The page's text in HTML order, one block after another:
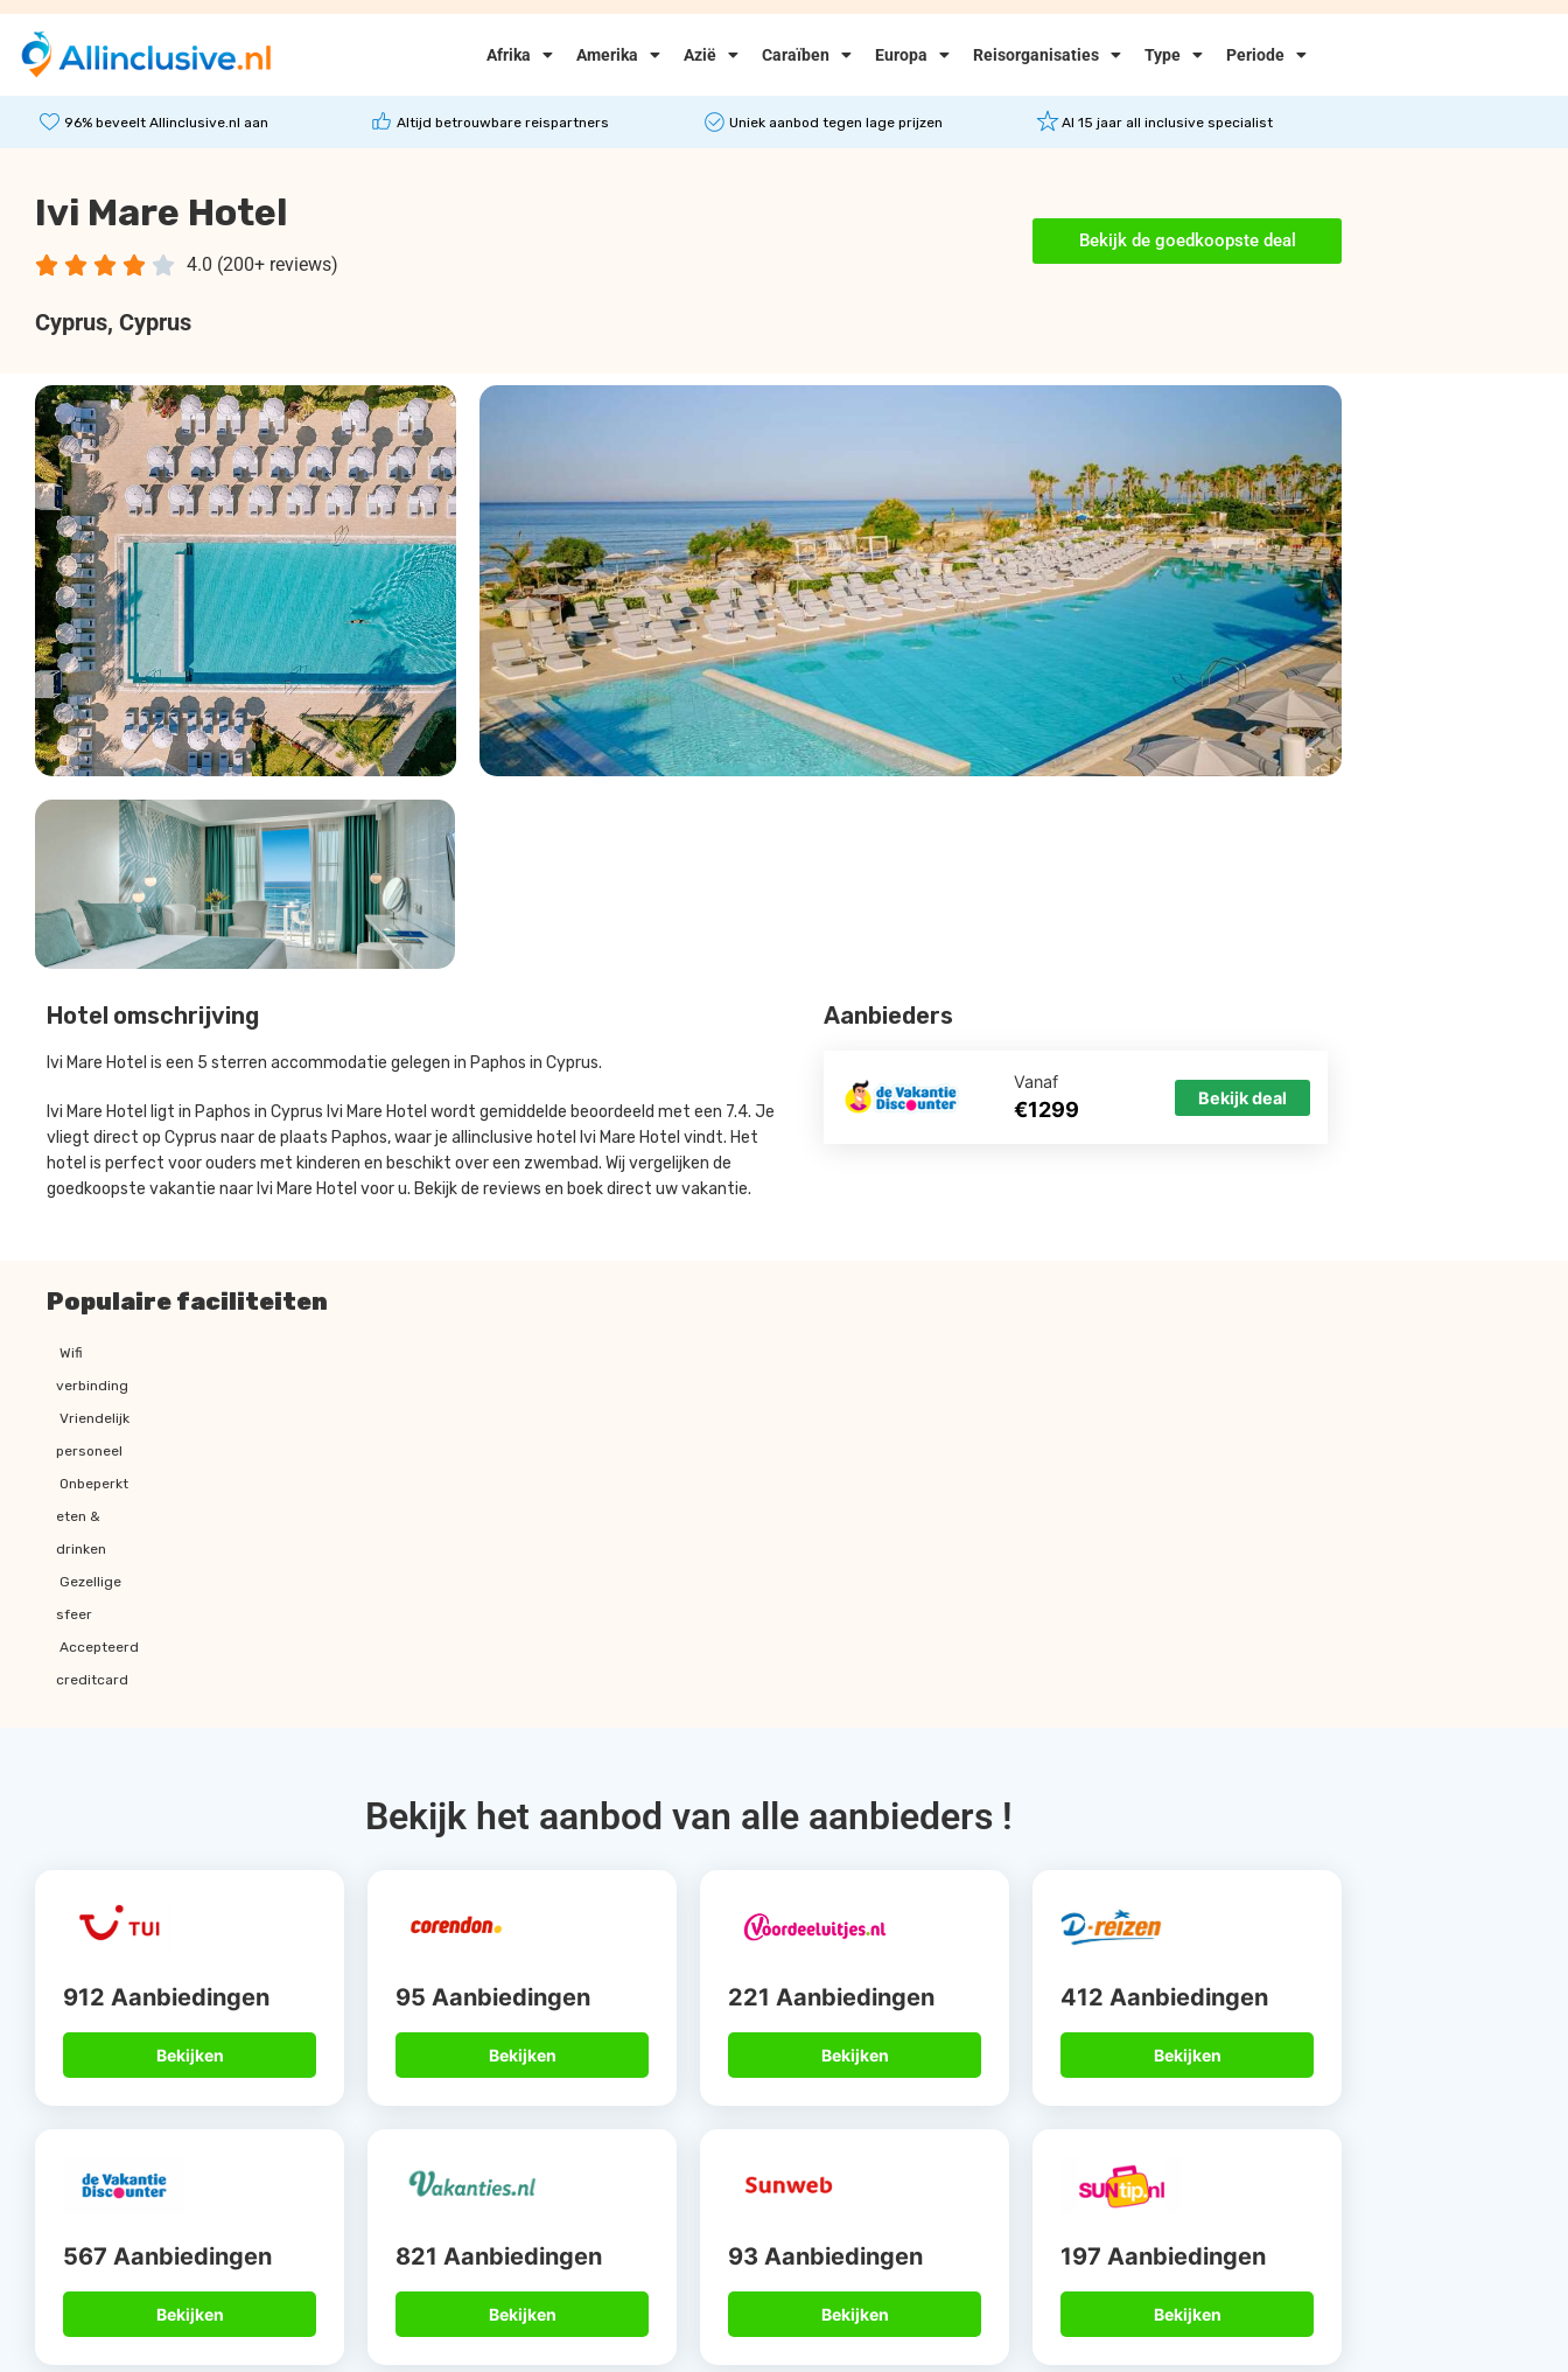
Afrika Amerika Azië Caraïben Europa Reisorganisaties Type Periode
96% beveelt Allinclusive.nl aan Altijd betrouwbare reispartners Uniek aanbod tegen lage prijzen Al 15 jaar all inclusive specialist
Ivi Mare Hotel
4.0 (200+ reviews)
    
Cyprus, Cyprus
Bekijk de goedkoopste deal
Hotel omschrijving
Ivi Mare Hotel is een 5 sterren accommodatie gelegen in Paphos in Cyprus.
Ivi Mare Hotel ligt in Paphos in Cyprus Ivi Mare Hotel wordt gemiddelde beoordeeld met een 7.4. Je
vliegt direct op Cyprus naar de plaats Paphos, waar je allinclusive hotel Ivi Mare Hotel vindt. Het
hotel is perfect voor ouders met kinderen en beschikt over een zwembad. Wij vergelijken de
goedkoopste vakantie naar Ivi Mare Hotel voor u. Bekijk de reviews en boek direct uw vakantie.
Aanbieders
Vanaf
€1299 Bekijk deal
Populaire faciliteiten
Wifi
verbinding
Vriendelijk
personeel
Onbeperkt
eten &
drinken
Gezellige
sfeer
Accepteerd
creditcard
Bekijk het aanbod van alle aanbieders !
912 Aanbiedingen
Bekijken
95 Aanbiedingen
Bekijken
221 Aanbiedingen
Bekijken
412 Aanbiedingen
Bekijken
567 Aanbiedingen
Bekijken
821 Aanbiedingen
Bekijken
93 Aanbiedingen
Bekijken
197 Aanbiedingen
Bekijken